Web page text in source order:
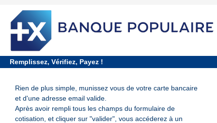
Remplissez, Vérifiez, Payez !
Rien de plus simple, munissez vous de votre carte bancaire
et d'une adresse email valide.
Après avoir rempli tous les champs du formulaire de
cotisation, et cliquer sur "valider", vous accéderez à un